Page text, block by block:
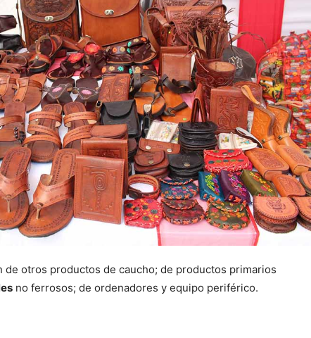
de otros productos de caucho; de productos primarios
no ferrosos; de ordenadores y equipo periférico.